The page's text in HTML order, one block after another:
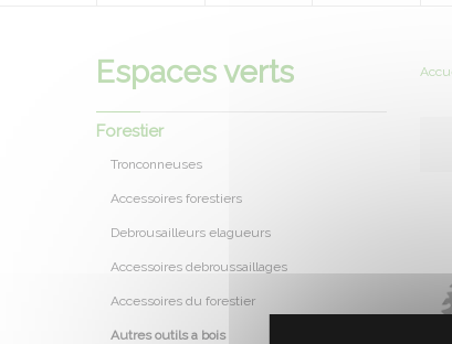
Espaces verts
Forestier
Tronconneuses
Accessoires forestiers
Debrousailleurs elagueurs
Accessoires debroussaillages
Accessoires du forestier
Autres outils a bois